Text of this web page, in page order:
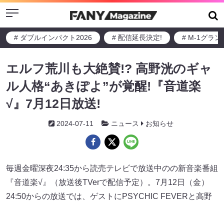
Menu
# ダブルインパクト2026 # 配信延長決定! # M-1グラン
エルフ荒川も大絶賛!? 高野洸のギャ
ル人格“あきぽよ”が覚醒!『音道楽
√』7月12日放送!
2024-07-11 ニュース お知らせ
毎週金曜深夜24:35から読売テレビで放送中のの新音楽番組
『音道楽√』（放送後TVerで配信予定）。7月12日（金）
24:50からの放送では、ゲストにPSYCHIC FEVERと高野